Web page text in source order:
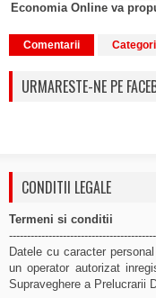
Economia Online va
Comentarii
URMARESTE-NE PE
CONDITII LEGALE
Termeni si conditii
Datele cu caracter
un operator autorizat
Supraveghere a Prelucrarii